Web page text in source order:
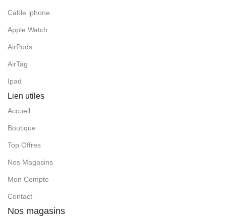
Cable iphone
Apple Watch
AirPods
AirTag
Ipad
Lien utiles
Accueil
Boutique
Top Offres
Nos Magasins
Mon Compte
Contact
Nos magasins